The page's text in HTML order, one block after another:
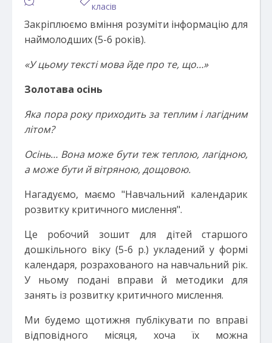
класів
Закріплюємо вміння розуміти інформацію для
наймолодших (5-6 років).
«У цьому тексті мова йде про те, що…»
Золотава осінь
Яка пора року приходить за теплим і лагідним
літом?
Осінь… Вона може бути теж теплою, лагідною,
а може бути й вітряною, дощовою.
Нагадуємо, маємо "Навчальний календарик
розвитку критичного мислення".
Це робочий зошит для дітей старшого
дошкільного віку (5-6 р.) укладений у формі
календаря, розрахованого на навчальний рік.
У ньому подані вправи й методики для
занять із розвитку критичного мислення.
Ми будемо щотижня публікувати по вправі
відповідного місяця, хоча їх можна